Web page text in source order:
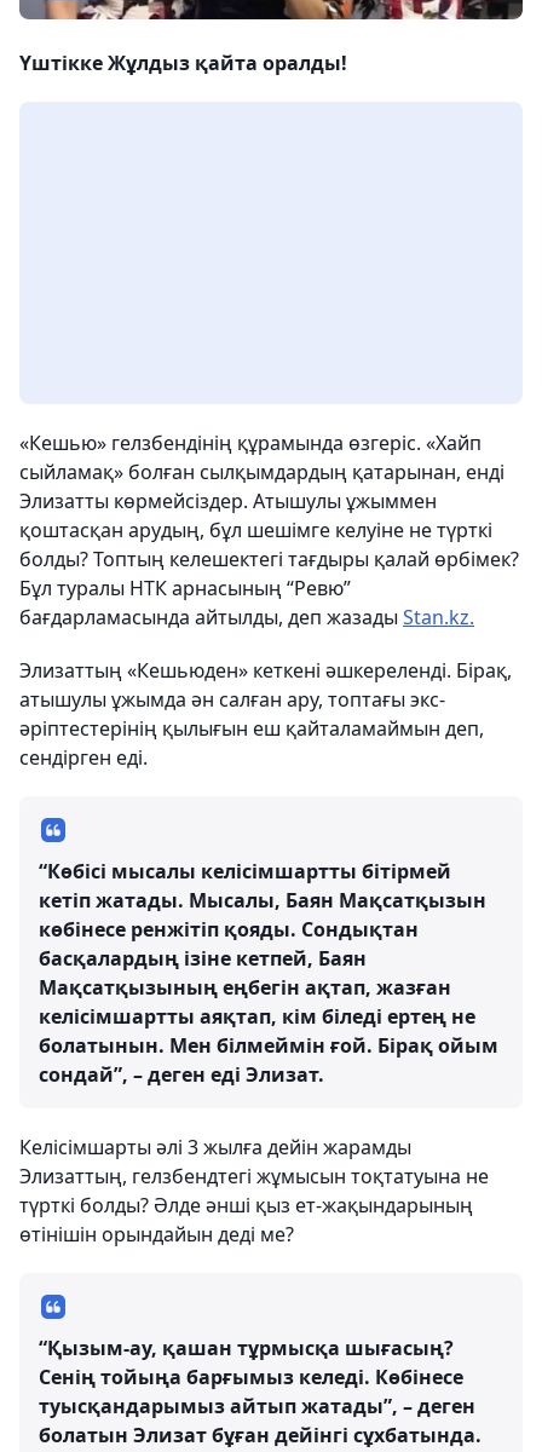
Үштікке Жұлдыз қайта оралды!
«Кешью» гелзбендінің құрамында өзгеріс. «Хайп
сыйламақ» болған сылқымдардың қатарынан, енді
Элизатты көрмейсіздер. Атышулы ұжыммен
қоштасқан арудың, бұл шешімге келуіне не түрткі
болды? Топтың келешектегі тағдыры қалай өрбімек?
Бұл туралы НТК арнасының “Ревю”
бағдарламасында айтылды, деп жазады Stan.kz.
Элизаттың «Кешьюден» кеткені әшкереленді. Бірақ,
атышулы ұжымда ән салған ару, топтағы экс-
әріптестерінің қылығын еш қайталамаймын деп,
сендірген еді.
“Көбісі мысалы келісімшартты бітірмей
кетіп жатады. Мысалы, Баян Мақсатқызын
көбінесе ренжітіп қояды. Сондықтан
басқалардың ізіне кетпей, Баян
Мақсатқызының еңбегін ақтап, жазған
келісімшартты аяқтап, кім біледі ертең не
болатынын. Мен білмеймін ғой. Бірақ ойым
сондай”, – деген еді Элизат.
Келісімшарты әлі 3 жылға дейін жарамды
Элизаттың, гелзбендтегі жұмысын тоқтатуына не
түрткі болды? Әлде әнші қыз ет-жақындарының
өтінішін орындайын деді ме?
“Қызым-ау, қашан тұрмысқа шығасың?
Сенің тойыңа барғымыз келеді. Көбінесе
туысқандарымыз айтып жатады”, – деген
болатын Элизат бұған дейінгі сұхбатында.